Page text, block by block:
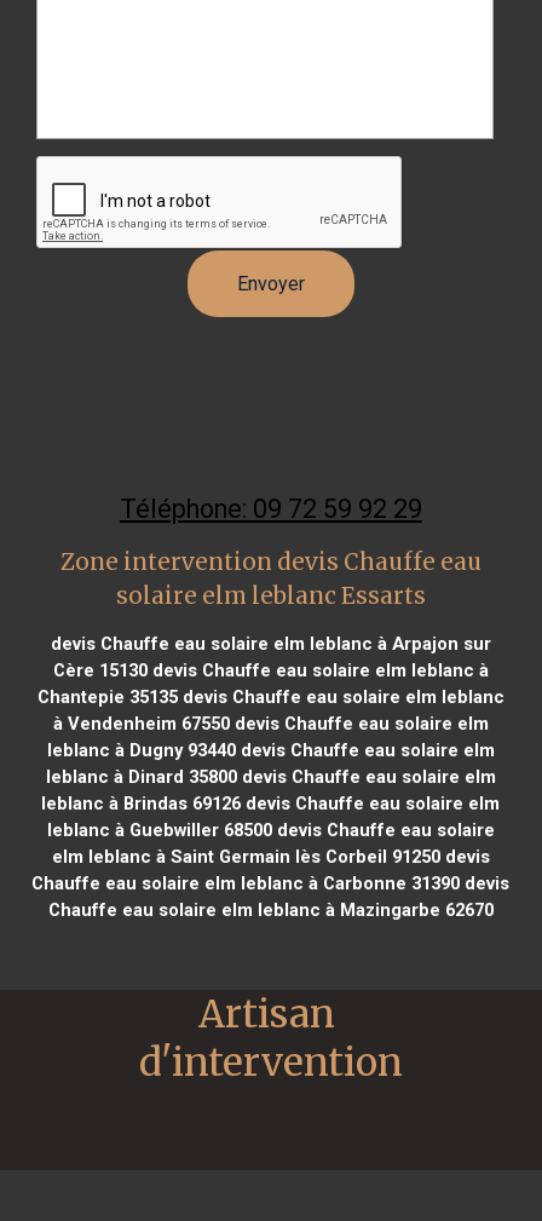
Téléphone: 09 72 59 92 29
Zone intervention devis Chauffe eau
solaire elm leblanc Essarts
devis Chauffe eau solaire elm leblanc à Arpajon sur
Cère 15130devis Chauffe eau solaire elm leblanc à
Chantepie 35135devis Chauffe eau solaire elm leblanc
à Vendenheim 67550devis Chauffe eau solaire elm
leblanc à Dugny 93440devis Chauffe eau solaire elm
leblanc à Dinard 35800devis Chauffe eau solaire elm
leblanc à Brindas 69126 devis Chauffe eau solaire elm
leblanc à Guebwiller 68500devis Chauffe eau solaire
elm leblanc à Saint Germain lès Corbeil 91250devis
Chauffe eau solaire elm leblanc à Carbonne 31390 devis
Chauffe eau solaire elm leblanc à Mazingarbe 62670
Artisan
d'intervention